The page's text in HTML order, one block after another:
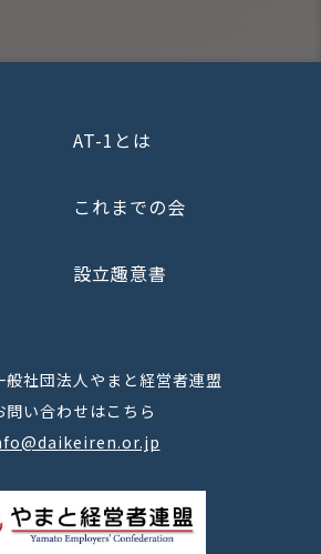
般社団法人やまと経営者連盟
問い合わせはこちら
AT-1とは
これまでの会
設立趣意書